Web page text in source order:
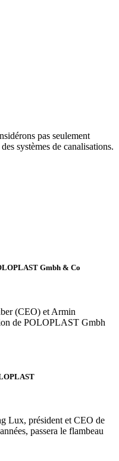
pas seulement
systèmes de canalisations.
Gmbh & Co
(CEO) et Armin
de POLOPLAST Gmbh
Lux, président et CEO de
passera le flambeau